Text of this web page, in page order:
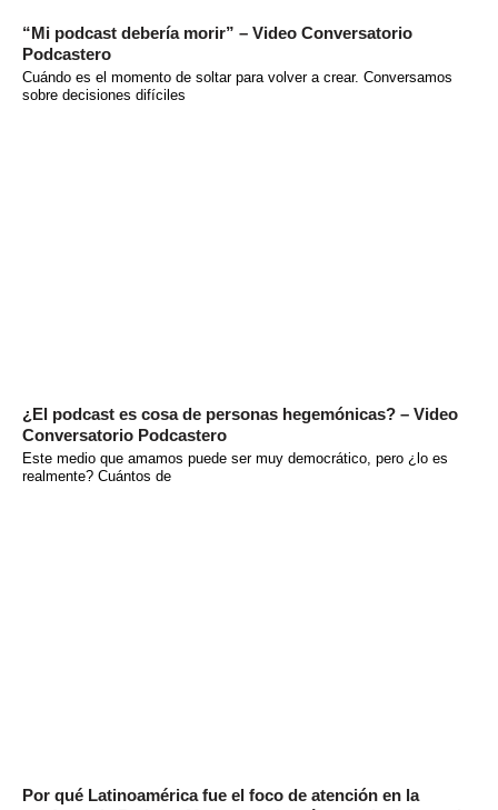
“Mi podcast debería morir” – Video Conversatorio
Podcastero
Cuándo es el momento de soltar para volver a crear. Conversamos
sobre decisiones difíciles
¿El podcast es cosa de personas hegemónicas? – Video
Conversatorio Podcastero
Este medio que amamos puede ser muy democrático, pero ¿lo es
realmente? Cuántos de
Por qué Latinoamérica fue el foco de atención en la